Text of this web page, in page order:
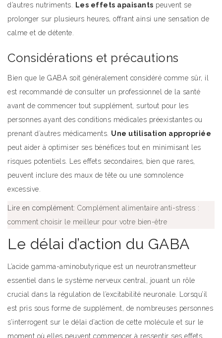
d’autres nutriments.
Les effets apaisants peuvent se
prolonger sur plusieurs heures, offrant ainsi une sensation de
calme et de détente.
Considérations et précautions
Bien que le GABA soit généralement considéré comme sûr, il
est recommandé de consulter un professionnel de la santé
avant de commencer tout supplément, surtout pour les
personnes ayant des conditions médicales préexistantes ou
prenant d’autres médicaments. Une utilisation appropriée
peut aider à optimiser ses bénéfices tout en minimisant les
risques potentiels. Les effets secondaires, bien que rares,
peuvent inclure des maux de tête ou une somnolence
excessive.
Lire en complément: Complément alimentaire anti-stress :
comment choisir le meilleur pour votre bien-être
Le délai d’action du GABA
L’acide gamma-aminobutyrique est un neurotransmetteur
essentiel dans le système nerveux central, jouant un rôle
crucial dans la régulation de l’excitabilité neuronale. Lorsqu’il
est pris sous forme de supplément, de nombreuses personnes
s’interrogent sur le délai d’action de cette molécule et sur le
moment où elles peuvent commencer à ressentir ses effets.